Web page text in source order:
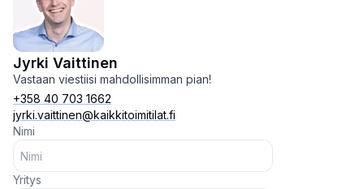
Jyrki Vaittinen
Vastaan viestiisi mahdollisimman pian!
+358 40 703 1662
jyrki.vaittinen@kaikkitoimitilat.fi
Nimi
Yritys